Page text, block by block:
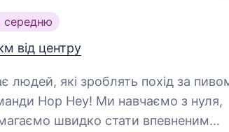
середню
від центру
Hop Hey! Ми навчаємо з нуля,
швидко стати впевненим